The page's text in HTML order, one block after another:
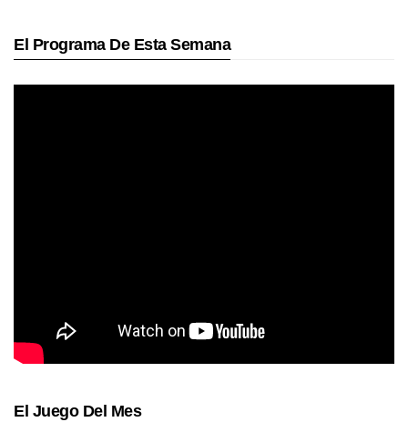
El Programa De Esta Semana
El Juego Del Mes